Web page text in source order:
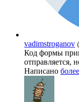
vadimstroganov
Код формы
отправляется,
Написано